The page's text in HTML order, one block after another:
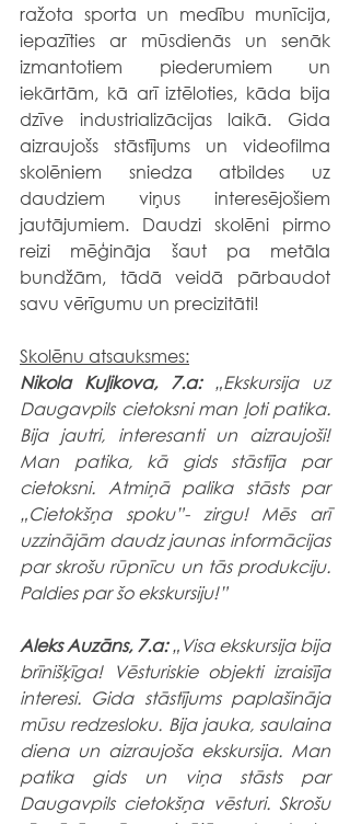
ražota sporta un medību munīcija,
iepazīties ar mūsdienās un senāk
izmantotiem piederumiem un
iekārtām, kā arī iztēloties, kāda bija
dzīve industrializācijas laikā. Gida
aizraujošs stāstījums un videofilma
skolēniem sniedza atbildes uz
daudziem viņus interesējošiem
jautājumiem. Daudzi skolēni pirmo
reizi mēģināja šaut pa metāla
bundžām, tādā veidā pārbaudot
savu vērīgumu un precizitāti!
Skolēnu atsauksmes:
Nikola Kuļikova, 7.a: „Ekskursija uz
Daugavpils cietoksni man ļoti patika.
Bija jautri, interesanti un aizraujoši!
Man patika, kā gids stāstīja par
cietoksni. Atmiņā palika stāsts par
„Cietokšņa spoku”- zirgu! Mēs arī
uzzinājām daudz jaunas informācijas
par skrošu rūpnīcu un tās produkciju.
Paldies par šo ekskursiju!”
Aleks Auzāns, 7.a: „Visa ekskursija bija
brīnišķīga! Vēsturiskie objekti izraisīja
interesi. Gida stāstījums paplašināja
mūsu redzesloku. Bija jauka, saulaina
diena un aizraujoša ekskursija. Man
patika gids un viņa stāsts par
Daugavpils cietokšņa vēsturi. Skrošu